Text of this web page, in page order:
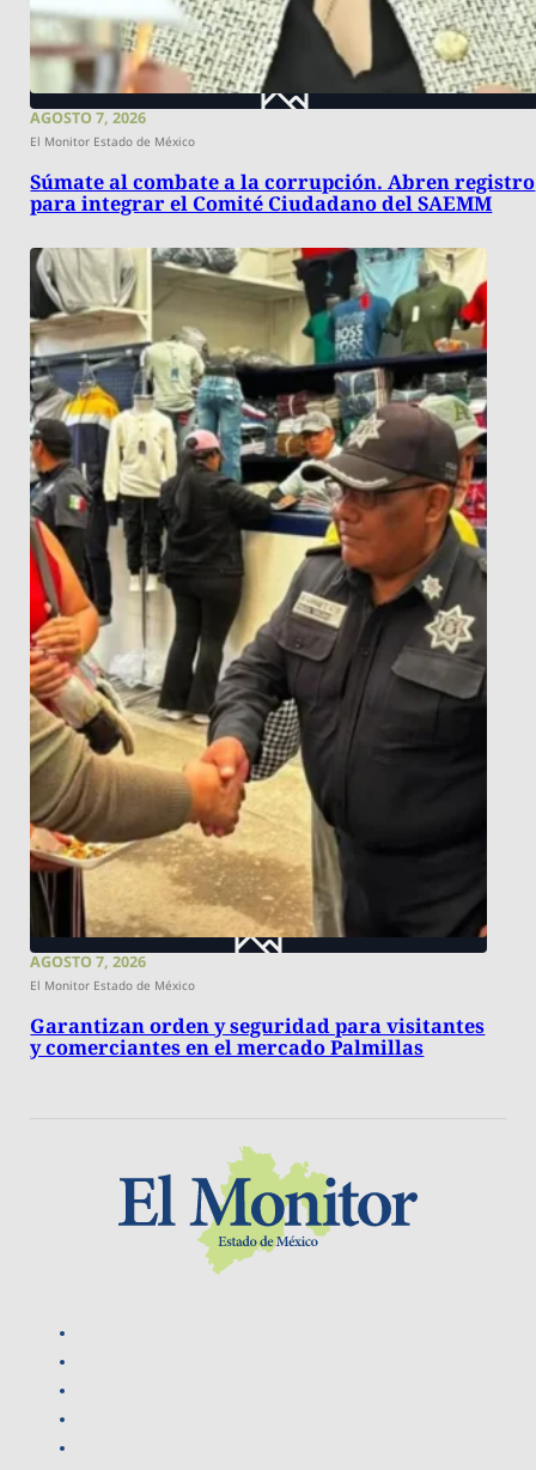
AGOSTO 7, 2026
El Monitor Estado de México
Súmate al combate a la corrupción. Abren registro
para integrar el Comité Ciudadano del SAEMM
AGOSTO 7, 2026
El Monitor Estado de México
Garantizan orden y seguridad para visitantes
y comerciantes en el mercado Palmillas